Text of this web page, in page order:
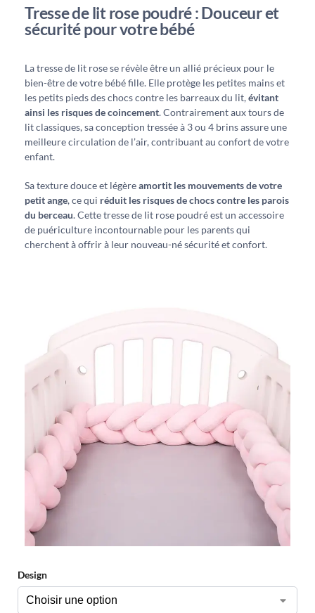
Tresse de lit rose poudré : Douceur et
sécurité pour votre bébé
La tresse de lit rose se révèle être un allié précieux pour le
bien-être de votre bébé fille. Elle protège les petites mains et
les petits pieds des chocs contre les barreaux du lit,évitant
ainsi les risques de coincement. Contrairement aux tours de
lit classiques, sa conception tressée à 3 ou 4 brins assure une
meilleure circulation de l’air, contribuant au confort de votre
enfant.
Sa texture douce et légèreamortit les mouvements de votre
petit ange, ce qui réduit les risques de chocs contre les parois
du berceau. Cette tresse de lit rose poudré est un accessoire
de puériculture incontournable pour les parents qui
cherchent à offrir à leur nouveau-né sécurité et confort.
Design